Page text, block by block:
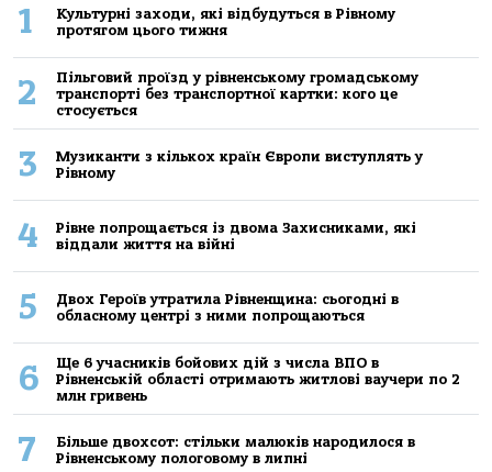
1
Культурні заходи, які відбудуться в Рівному
протягом цього тижня
2
Пільговий проїзд у рівненському громадському
транспорті без транспортної картки: кого це
стосується
3
Музиканти з кількох країн Європи виступлять у
Рівному
4
Рівне попрощається із двома Захисниками, які
віддали життя на війні
5
Двох Героїв утратила Рівненщина: сьогодні в
обласному центрі з ними попрощаються
6
Ще 6 учасників бойових дій з числа ВПО в
Рівненській області отримають житлові ваучери по 2
млн гривень
7
Більше двохсот: стільки малюків народилося в
Рівненському пологовому в липні